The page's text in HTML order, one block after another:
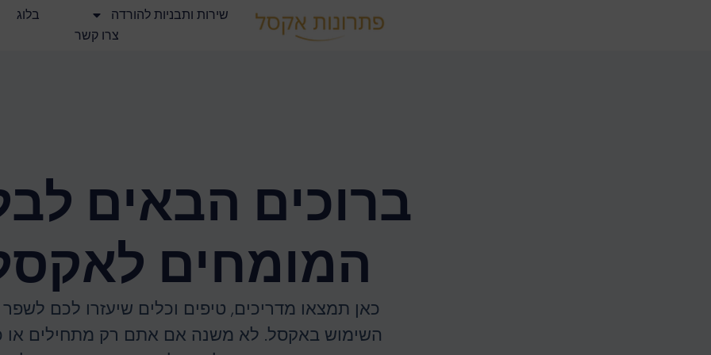
שירות ותבניות להורדה
בלוג
צרו קשר
ברוכים הבאים
המומחים
כאן תמצאו מדריכים, טיפים וכלים שיעזרו לכם
השימוש באקסל. לא משנה אם אתם רק מתחילים או